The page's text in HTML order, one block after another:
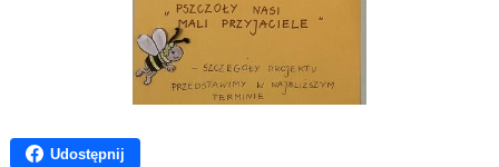
Udostępnij